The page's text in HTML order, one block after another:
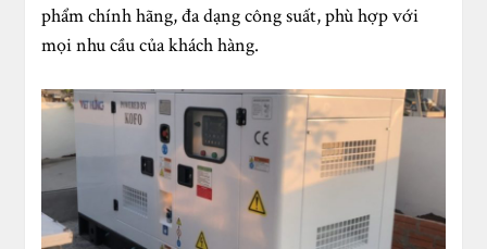
phẩm chính hãng, đa dạng công suất, phù hợp với
mọi nhu cầu của khách hàng.